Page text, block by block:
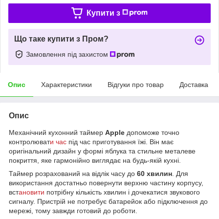
Купити з
Що таке купити з Пром?
Замовлення під захистом
Опис Характеристики Відгуки про товар Доставка
Опис
Механічний кухонний таймер Apple допоможе точно
контролювати час під час приготування їжі. Він має
оригінальний дизайн у формі яблука та стильне металеве
покриття, яке гармонійно виглядає на будь-якій кухні.
Таймер розрахований на відлік часу до 60 хвилин . Для
використання достатньо повернути верхню частину корпусу,
встановити потрібну кількість хвилин і дочекатися звукового
сигналу. Пристрій не потребує батарейок або підключення до
мережі, тому завжди готовий до роботи.